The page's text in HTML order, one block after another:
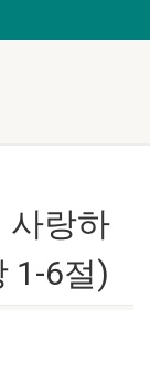
사랑하
1-6절)